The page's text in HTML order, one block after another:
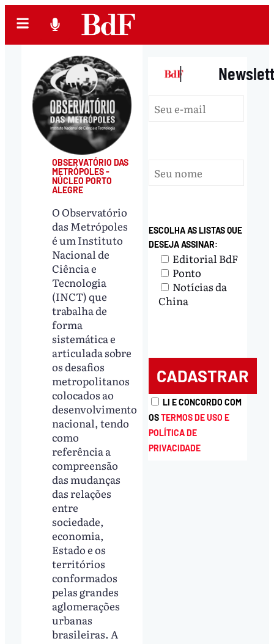
OBSERVATÓRIO DAS
METRÓPOLES -
NÚCLEO PORTO
ALEGRE
O Observatório
das Metrópoles
é um Instituto
Nacional de
Ciência e
Tecnologia
(INCT) que
trabalha de
forma
sistemática e
articulada sobre
os desafios
metropolitanos
colocados ao
desenvolvimento
nacional, tendo
como
referência a
compreensão
das mudanças
das relações
entre
sociedade,
economia,
Estado e os
territórios
conformados
pelas grandes
aglomerações
urbanas
brasileiras. A
|
ESCOLHA AS LISTAS QUE
DESEJA ASSINAR:
Editorial BdF
Ponto
Notícias da
China
LI E CONCORDO COM
OSTERMOS DE USO E
POLÍTICA DE
PRIVACIDADE